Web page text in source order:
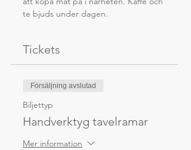
te bjuds under dagen.
Tickets
Försäljning avslutad
Biljettyp
Handverktyg tavelramar
Mer information